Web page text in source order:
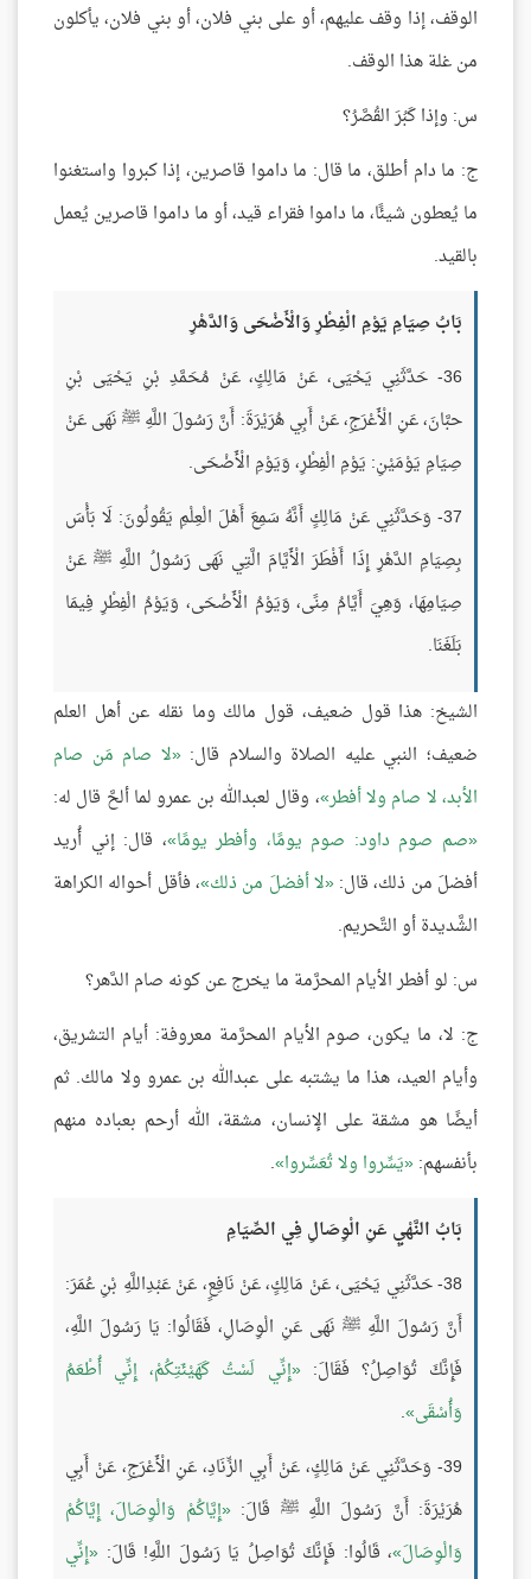
الوقف، إذا وقف عليهم، أو على بني فلان، أو بني فلان، يأكلون
من غلة هذا الوقف.
س: وإذا كَبُرَ القُصَّرُ؟
ج: ما دام أطلق، ما قال: ما داموا قاصرين، إذا كبروا واستغنوا
ما يُعطون شيئًا، ما داموا فقراء قيد، أو ما داموا قاصرين يُعمل
بالقيد.
بَابُ صِيَامِ يَوْمِ الْفِطْرِ وَالْأَضْحَى وَالدَّهْرِ
36- حَدَّثَنِي يَحْيَى، عَنْ مَالِكٍ، عَنْ مُحَمَّدِ بْنِ يَحْيَى بْنِ
حبَّانَ، عَنِ الْأَعْرَجِ، عَنْ أَبِي هُرَيْرَةَ: أَنَّ رَسُولَ اللَّهِ ﷺ نَهَى عَنْ
صِيَامِ يَوْمَيْنِ: يَوْمِ الْفِطْرِ، وَيَوْمِ الْأَضْحَى.
37- وَحَدَّثَنِي عَنْ مَالِكٍ أَنَّهُ سَمِعَ أَهْلَ الْعِلْمِ يَقُولُونَ: لَا بَأْسَ
بِصِيَامِ الدَّهْرِ إِذَا أَفْطَرَ الْأَيَّامَ الَّتِي نَهَى رَسُولُ اللَّهِ ﷺ عَنْ
صِيَامِهَا، وَهِيَ أَيَّامُ مِنًى، وَيَوْمُ الْأَضْحَى، وَيَوْمُ الْفِطْرِ فِيمَا
بَلَغَنَا.
الشيخ: هذا قول ضعيف، قول مالك وما نقله عن أهل العلم
ضعيف؛ النبي عليه الصلاة والسلام قال: لا صام مَن صام
الأبد، لا صام ولا أفطر ، وقال لعبدالله بن عمرو لما ألحَّ قال له:
صم صوم داود: صوم يومًا، وأفطر يومًا ، قال: إني أُريد
أفضلَ من ذلك، قال: لا أفضلَ من ذلك ، فأقل أحواله الكراهة
الشَّديدة أو التَّحريم.
س: لو أفطر الأيام المحرَّمة ما يخرج عن كونه صام الدَّهر؟
ج: لا، ما يكون، صوم الأيام المحرَّمة معروفة: أيام التشريق،
وأيام العيد، هذا ما يشتبه على عبدالله بن عمرو ولا مالك. ثم
أيضًا هو مشقة على الإنسان، مشقة، الله أرحم بعباده منهم
بأنفسهم: يَسِّروا ولا تُعَسِّروا .
بَابُ النَّهْيِ عَنِ الْوِصَالِ فِي الصِّيَامِ
38- حَدَّثَنِي يَحْيَى، عَنْ مَالِكٍ، عَنْ نَافِعٍ، عَنْ عَبْدِاللَّهِ بْنِ عُمَرَ:
أَنَّ رَسُولَ اللَّهِ ﷺ نَهَى عَنِ الْوِصَالِ، فَقَالُوا: يَا رَسُولَ اللَّهِ،
فَإِنَّكَ تُوَاصِلُ؟ فَقَالَ: إِنِّي لَسْتُ كَهَيْئَتِكُمْ، إِنِّي أُطْعَمُ
وَأُسْقَى .
39- وَحَدَّثَنِي عَنْ مَالِكٍ، عَنْ أَبِي الزِّنَادِ، عَنِ الْأَعْرَجِ، عَنْ أَبِي
هُرَيْرَةَ: أَنَّ رَسُولَ اللَّهِ ﷺ قَالَ: إِيَّاكُمْ وَالْوِصَالَ، إِيَّاكُمْ
وَالْوِصَالَ ، قَالُوا: فَإِنَّكَ تُوَاصِلُ يَا رَسُولَ اللَّهِ! قَالَ: إِنِّي